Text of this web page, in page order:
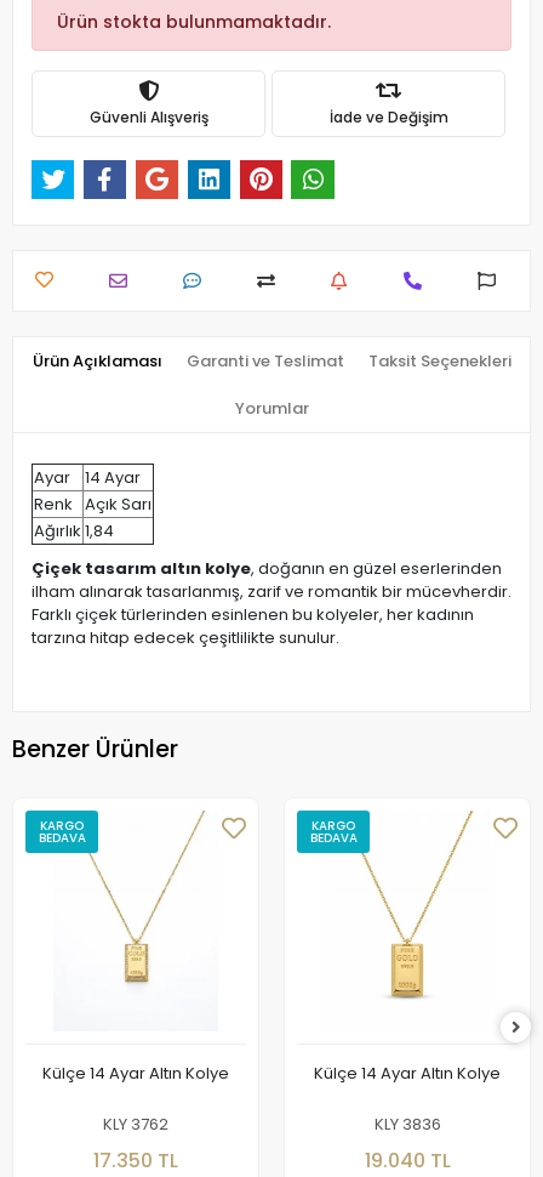
Ürün stokta bulunmamaktadır.
Güvenli Alışveriş İade ve Değişim
Ürün Açıklaması Garanti ve Teslimat Taksit Seçenekleri
Yorumlar
Ayar
14 Ayar
Renk Açık Sarı
Ağırlık 1,84
Çiçek tasarım altın kolye, doğanın en güzel eserlerinden
ilham alınarak tasarlanmış, zarif ve romantik bir mücevherdir.
Farklı çiçek türlerinden esinlenen bu kolyeler, her kadının
tarzına hitap edecek çeşitlilikte sunulur.
Benzer Ürünler
KARGO
BEDAVA
Külçe 14 Ayar Altın Kolye
KLY 3762
17.350 TL
KARGO
BEDAVA
Külçe 14 Ayar Altın Kolye
KLY 3836
19.040 TL